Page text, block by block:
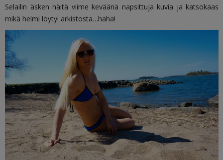
Selailin äsken näitä viime keväänä napsittuja kuvia ja katsokaas
mikä helmi löytyi arkistosta…haha!